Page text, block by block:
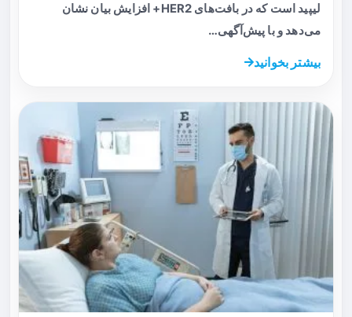
لیپید است که در بافت‌های HER2+ افزایش بیان نشان
می‌دهد و با پیش‌آگهی…
بیشتر بخوانید